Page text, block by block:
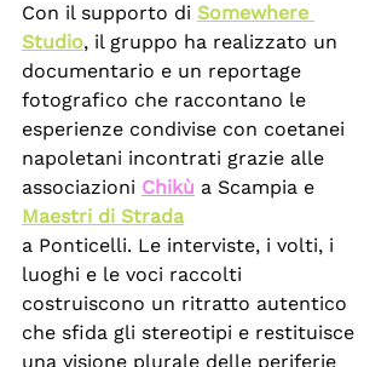
Con il supporto di Somewhere
Studio, il gruppo ha realizzato un
documentario e un reportage
fotografico che raccontano le
esperienze condivise con coetanei
napoletani incontrati grazie alle
associazioni Chikù a Scampia e
Maestri di Strada
a Ponticelli. Le interviste, i volti, i
luoghi e le voci raccolti
costruiscono un ritratto autentico
che sfida gli stereotipi e restituisce
una visione plurale delle periferie